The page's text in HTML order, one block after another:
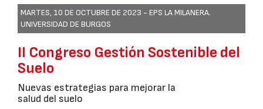
MARTES, 10 DE OCTUBRE DE 2023 - EPS LA MILANERA.
UNIVERSIDAD DE BURGOS
II Congreso Gestión Sostenible del
Suelo
Nuevas estrategias para mejorar la
salud del suelo